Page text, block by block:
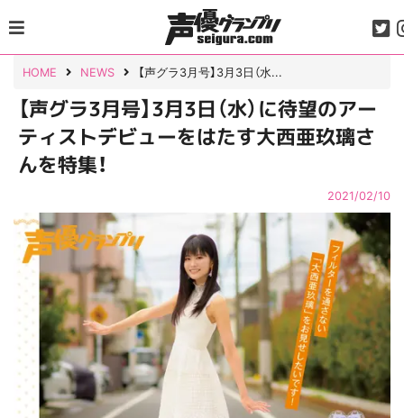
to
content
HOME NEWS 【声グラ3月号】3月3日（水...
【声グラ3月号】3月3日（水）に待望のアー
ティストデビューをはたす大西亜玖璃さ
んを特集！
2021/02/10